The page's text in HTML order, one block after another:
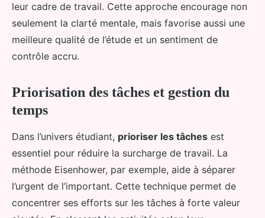
leur cadre de travail. Cette approche encourage non
seulement la clarté mentale, mais favorise aussi une
meilleure qualité de l’étude et un sentiment de
contrôle accru.
Priorisation des tâches et gestion du
temps
Dans l’univers étudiant, prioriser les tâches est
essentiel pour réduire la surcharge de travail. La
méthode Eisenhower, par exemple, aide à séparer
l’urgent de l’important. Cette technique permet de
concentrer ses efforts sur les tâches à forte valeur